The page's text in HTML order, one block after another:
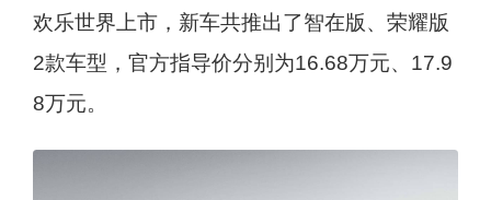
欢乐世界上市，新车共推出了智在版、荣耀版
2款车型，官方指导价分别为16.68万元、17.9
8万元。